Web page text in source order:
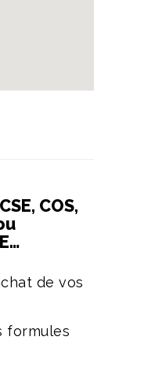
COS,
de vos
formules